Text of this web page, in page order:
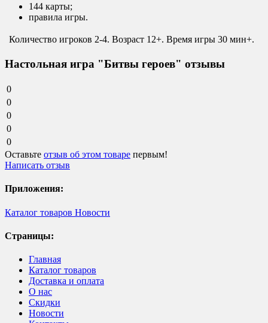
144 карты;
правила игры.
Количество игроков 2-4. Возраст 12+. Время игры 30 мин+.
Настольная игра "Битвы героев" отзывы
0
0
0
0
0
Оставьте отзыв об этом товаре первым!
Написать отзыв
Приложения:
Каталог товаров Новости
Страницы:
Главная
Каталог товаров
Доставка и оплата
О нас
Скидки
Новости